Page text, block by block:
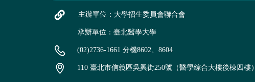
主辦單位：大學招生委員會聯合會
承辦單位：臺北醫學大學
(02)2736-1661 分機8602、8604
110 臺北市信義區吳興街250號（醫學綜合大樓後棟四樓）